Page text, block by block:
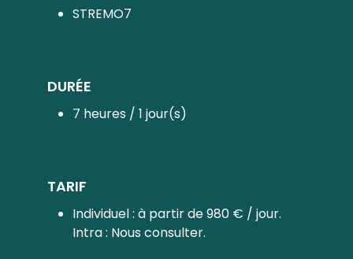
STREMO7
DURÉE
7 heures / 1 jour(s)
TARIF
Individuel : à partir de 980 € / jour.
Intra : Nous consulter.